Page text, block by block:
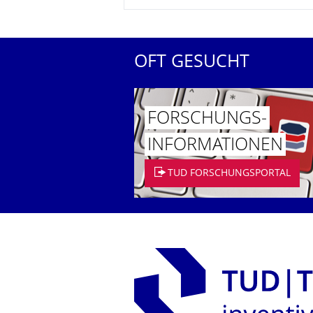
OFT GESUCHT
FORSCHUNGS­
INFORMATIO­NEN
TUD FORSCHUNGSPORTAL